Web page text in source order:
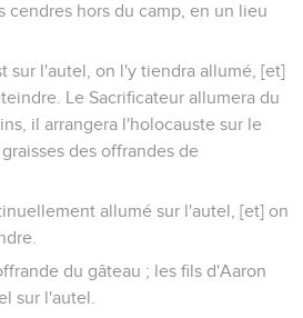
cendres hors du camp, en un lieu
sur l'autel, on l'y tiendra allumé, [et]
Le Sacrificateur allumera du
il arrangera l'holocauste sur le
des offrandes de
allumé sur l'autel, [et] on
du gâteau ; les fils d'Aaron
sur l'autel.